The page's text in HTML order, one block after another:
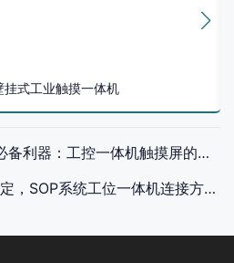
挂式工业触摸一体机
：工控一体机触摸屏的全方位应用解析
下一篇：无线方便有线稳定，SOP系统工位一体机连接方式深度解析！